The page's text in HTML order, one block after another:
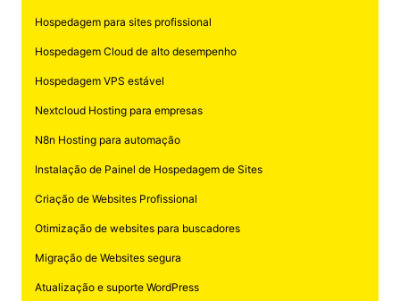
Hospedagem para sites profissional
Hospedagem Cloud de alto desempenho
Hospedagem VPS estável
Nextcloud Hosting para empresas
N8n Hosting para automação
Instalação de Painel de Hospedagem de Sites
Criação de Websites Profissional
Otimização de websites para buscadores
Migração de Websites segura
Atualização e suporte WordPress